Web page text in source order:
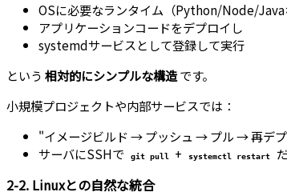
OSに必要なランタイム（Python/Node/Java
アプリケーションコードをデプロイし
systemdサービスとして登録して実行
という 相対的にシンプルな構造です。
小規模プロジェクトや内部サービスでは：
"イメージビルド → プッシュ → プル → 再デ
サーバにSSHで
git pull + systemctl restart
2-2. Linuxとの自然な統合